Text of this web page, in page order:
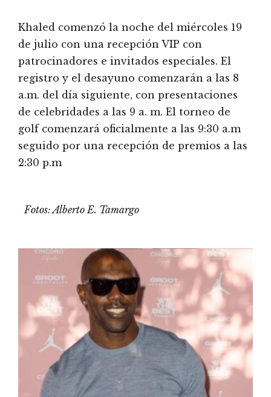
Khaled comenzó la noche del miércoles 19
de julio con una recepción VIP con
patrocinadores e invitados especiales. El
registro y el desayuno comenzarán a las 8
a.m. del día siguiente, con presentaciones
de celebridades a las 9 a. m. El torneo de
golf comenzará oficialmente a las 9:30 a.m
seguido por una recepción de premios a las
2:30 p.m
Fotos: Alberto E. Tamargo